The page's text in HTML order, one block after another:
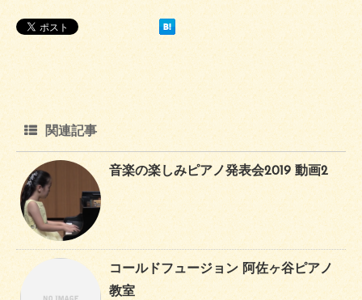
関連記事
音楽の楽しみピアノ発表会2019 動画2
コールドフュージョン 阿佐ヶ谷ピアノ
教室